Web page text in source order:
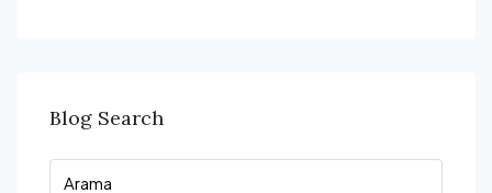
Blog Search